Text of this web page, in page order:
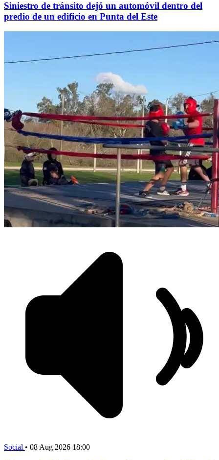
Siniestro de tránsito dejó un automóvil dentro del
predio de un edificio en Punta del Este
Social • 08 Aug 2026 18:00